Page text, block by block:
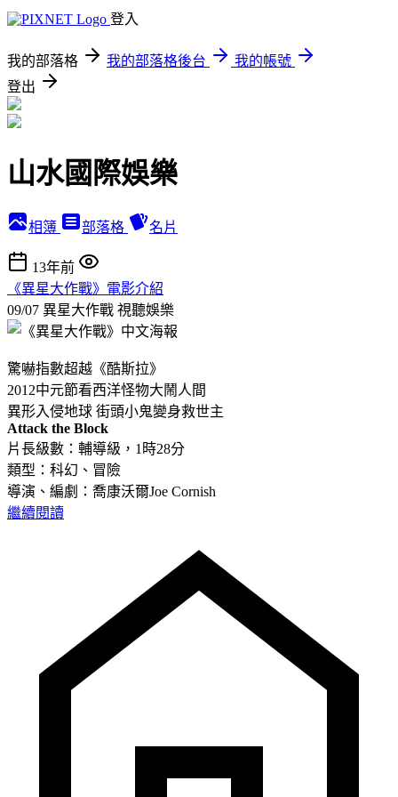
登入
我的部落格 我的部落格後台
我的帳號
登出
山水國際娛樂
相簿 部落格 名片
13年前
《異星大作戰》電影介紹
09/07 異星大作戰 視聽娛樂
驚嚇指數超越《酷斯拉》
2012中元節看西洋怪物大鬧人間
異形入侵地球 街頭小鬼變身救世主
Attack the Block
片長級數：輔導級，1時28分
類型：科幻、冒險
導演、編劇：喬康沃爾Joe Cornish
繼續閱讀